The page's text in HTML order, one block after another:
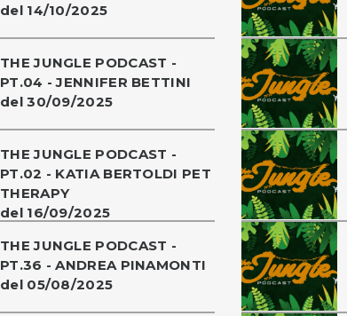
del 14/10/2025
THE JUNGLE PODCAST -
PT.04 - JENNIFER BETTINI
del 30/09/2025
THE JUNGLE PODCAST -
PT.02 - KATIA BERTOLDI PET
THERAPY
del 16/09/2025
THE JUNGLE PODCAST -
PT.36 - ANDREA PINAMONTI
del 05/08/2025